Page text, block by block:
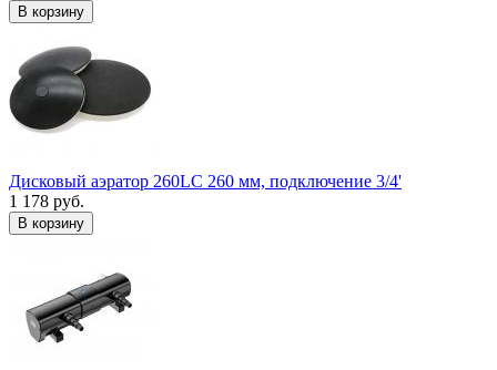
В корзину
Дисковый аэратор 260LC 260 мм, подключение 3/4'
1 178 руб.
В корзину